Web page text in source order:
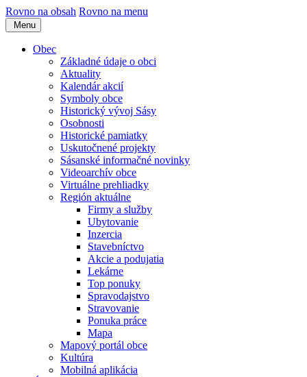
Rovno na obsah Rovno na menu
Menu
Obec
Základné údaje o obci
Aktuality
Kalendár akcií
Symboly obce
Historický vývoj Sásy
Osobnosti
Historické pamiatky
Uskutočnené projekty
Sásanské informačné novinky
Videoarchív obce
Virtuálne prehliadky
Región aktuálne
Firmy a služby
Ubytovanie
Inzercia
Stavebníctvo
Akcie a podujatia
Lekárne
Top ponuky
Spravodajstvo
Stravovanie
Ponuka práce
Mapa
Mapový portál obce
Kultúra
Mobilná aplikácia